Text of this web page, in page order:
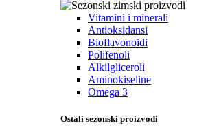
Vitamini i minerali
Antioksidansi
Bioflavonoidi
Polifenoli
Alkilgliceroli
Aminokiseline
Omega 3
Ostali sezonski proizvodi